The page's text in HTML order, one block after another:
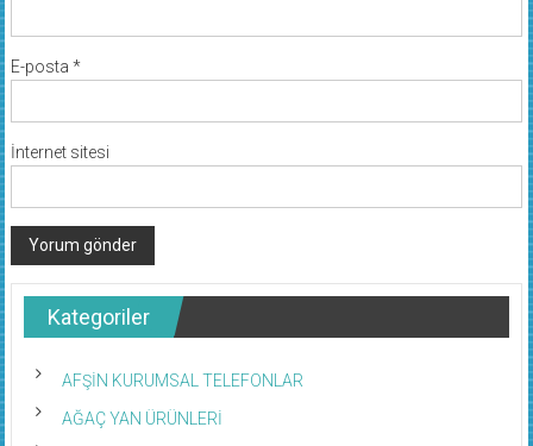
E-posta *
İnternet sitesi
Kategoriler
AFŞİN KURUMSAL TELEFONLAR
AĞAÇ YAN ÜRÜNLERİ